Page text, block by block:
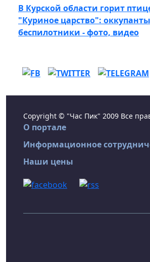
В Курской области горит
"Куриное царство":
беспилотники - фото, видео
Copyright © "Час Пик" 2009 Все
О портале
Информационное
Наши цены